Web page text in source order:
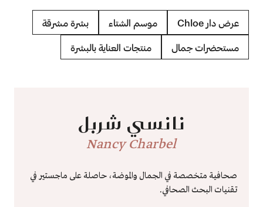
عرض دار Chloe موسم الشتاء بشرة مشرقة
مستحضرات جمال منتجات العناية بالبشرة
نانسي شربل
Nancy Charbel
صحافية متخصصة في الجمال والموضة، حاصلة على ماجستير في
تقنيات البحث الصحافي.